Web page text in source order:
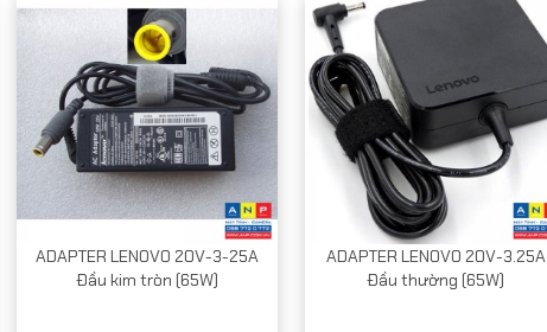
ADAPTER LENOVO 20V-3-25A
Đầu kim tròn (65W)
ADAPTER LENOVO 20V-3.25A
Đầu thường (65W)